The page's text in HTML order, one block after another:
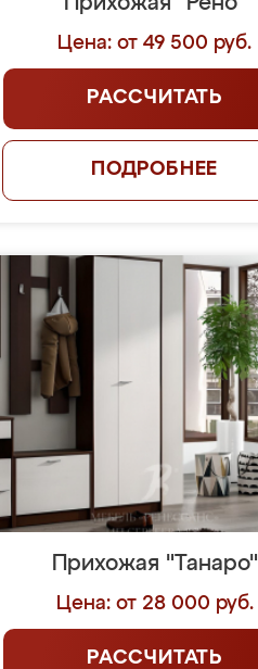
Цена: от 49 500 руб.
РАССЧИТАТЬ
ПОДРОБНЕЕ
Прихожая "Танаро"
Цена: от 28 000 руб.
РАССЧИТАТЬ